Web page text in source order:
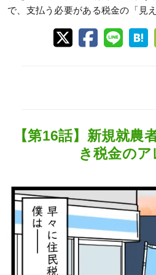
で、支払う必要がある税金の「見
【第16話】新規就農
き税金のア